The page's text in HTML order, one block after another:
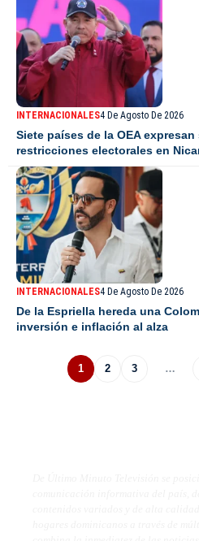
INTERNACIONALES4 De Agosto De 2026
Siete países de la OEA
restricciones electorales en
INTERNACIONALES4 De Agosto De 2026
De la Espriella hereda una
inversión e inflación al alza
1 2 3 …